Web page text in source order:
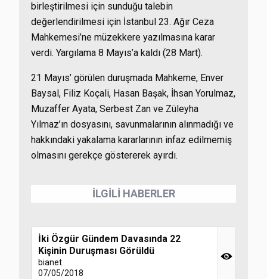
birleştirilmesi için sunduğu talebin
değerlendirilmesi için İstanbul 23. Ağır Ceza
Mahkemesi’ne müzekkere yazılmasına karar
verdi. Yargılama 8 Mayıs’a kaldı (28 Mart).
21 Mayıs’ görülen duruşmada Mahkeme, Enver
Baysal, Filiz Koçali, Hasan Başak, İhsan Yorulmaz,
Muzaffer Ayata, Serbest Zan ve Züleyha
Yılmaz’ın dosyasını, savunmalarının alınmadığı ve
hakkındaki yakalama kararlarının infaz edilmemiş
olmasını gerekçe göstererek ayırdı.
İLGİLİ HABERLER
İki Özgür Gündem Davasında 22
Kişinin Duruşması Görüldü
bianet
07/05/2018